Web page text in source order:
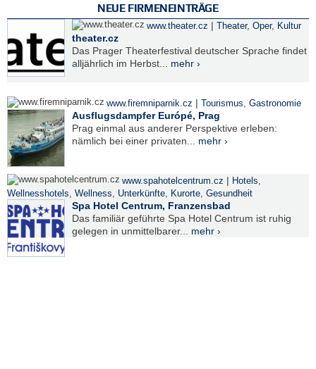
NEUE FIRMENEINTRÄGE
www.theater.cz | Theater, Oper, Kultur
theater.cz
Das Prager Theaterfestival deutscher Sprache findet
alljährlich im Herbst... mehr ›
www.firemniparnik.cz | Tourismus, Gastronomie
Ausflugsdampfer Európé, Prag
Prag einmal aus anderer Perspektive erleben:
nämlich bei einer privaten... mehr ›
www.spahotelcentrum.cz | Hotels,
Wellnesshotels, Wellness, Unterkünfte, Kurorte, Gesundheit
Spa Hotel Centrum, Franzensbad
Das familiär geführte Spa Hotel Centrum ist ruhig
gelegen in unmittelbarer... mehr ›